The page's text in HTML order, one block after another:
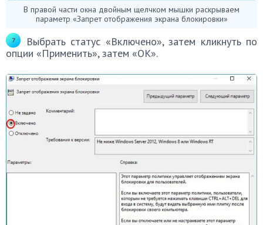
В правой части окна двойным щелчком мышки раскрываем
параметр «Запрет отображения экрана блокировки»
Выбрать статус «Включено», затем кликнуть по
опции «Применить», затем «ОК».